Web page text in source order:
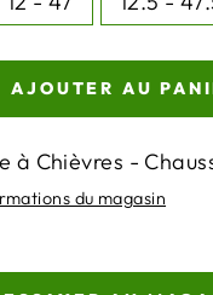
AJOUTER AU
à Chièvres -
du magasin